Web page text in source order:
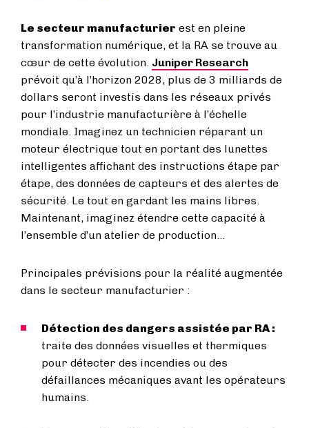
Le secteur manufacturier est en pleine
transformation numérique, et la RA se trouve au
cœur de cette évolution. Juniper Research
prévoit qu’à l’horizon 2028, plus de 3 milliards de
dollars seront investis dans les réseaux privés
pour l’industrie manufacturière à l’échelle
mondiale. Imaginez un technicien réparant un
moteur électrique tout en portant des lunettes
intelligentes affichant des instructions étape par
étape, des données de capteurs et des alertes de
sécurité. Le tout en gardant les mains libres.
Maintenant, imaginez étendre cette capacité à
l’ensemble d’un atelier de production…
Principales prévisions pour la réalité augmentée
dans le secteur manufacturier :
Détection des dangers assistée par RA :
traite des données visuelles et thermiques
pour détecter des incendies ou des
défaillances mécaniques avant les opérateurs
humains.